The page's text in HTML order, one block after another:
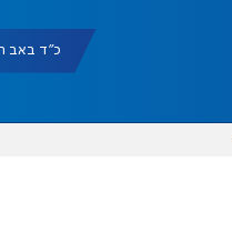
כ"ד באב תשפ"ו